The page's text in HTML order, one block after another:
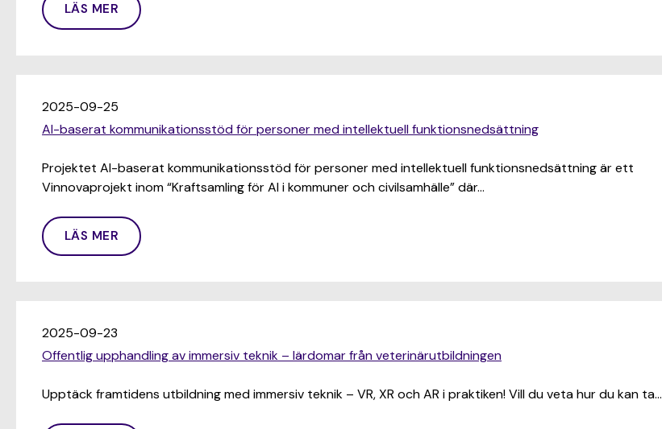
LÄS MER
2025-09-25
AI-baserat kommunikationsstöd för personer med intellektuell funktionsnedsättning
Projektet AI-baserat kommunikationsstöd för personer med intellektuell funktionsnedsättning är ett
Vinnovaprojekt inom “Kraftsamling för AI i kommuner och civilsamhälle” där…
LÄS MER
2025-09-23
Offentlig upphandling av immersiv teknik – lärdomar från veterinärutbildningen
Upptäck framtidens utbildning med immersiv teknik – VR, XR och AR i praktiken! Vill du veta hur du kan ta…